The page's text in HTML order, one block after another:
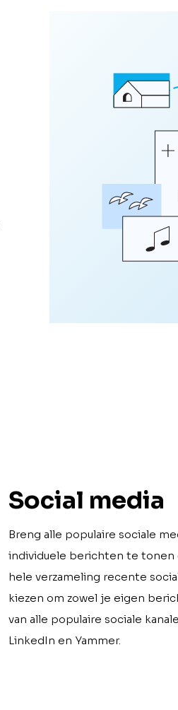
Social media
Breng alle populaire sociale
individuele berichten te tonen
hele verzameling recente
kiezen om zowel je eigen
van alle populaire sociale
LinkedIn en Yammer.